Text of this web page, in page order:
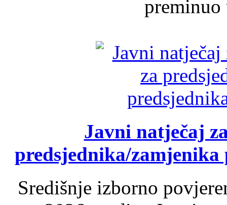
Javni natječaj
predsjednika/
Središnje izborno